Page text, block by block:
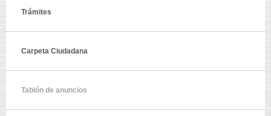
Trámites
Carpeta Ciudadana
Tablón de anuncios